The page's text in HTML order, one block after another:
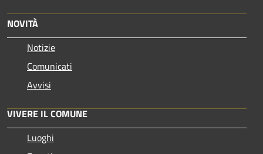
NOVITÀ
Notizie
Comunicati
Avvisi
VIVERE IL COMUNE
Luoghi